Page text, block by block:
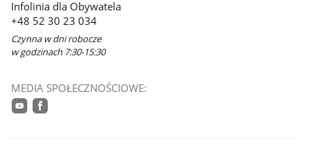
Infolinia dla Obywatela
+48 52 30 23 034
Czynna w dni robocze
w godzinach 7:30-15:30
MEDIA SPOŁECZNOŚCIOWE: